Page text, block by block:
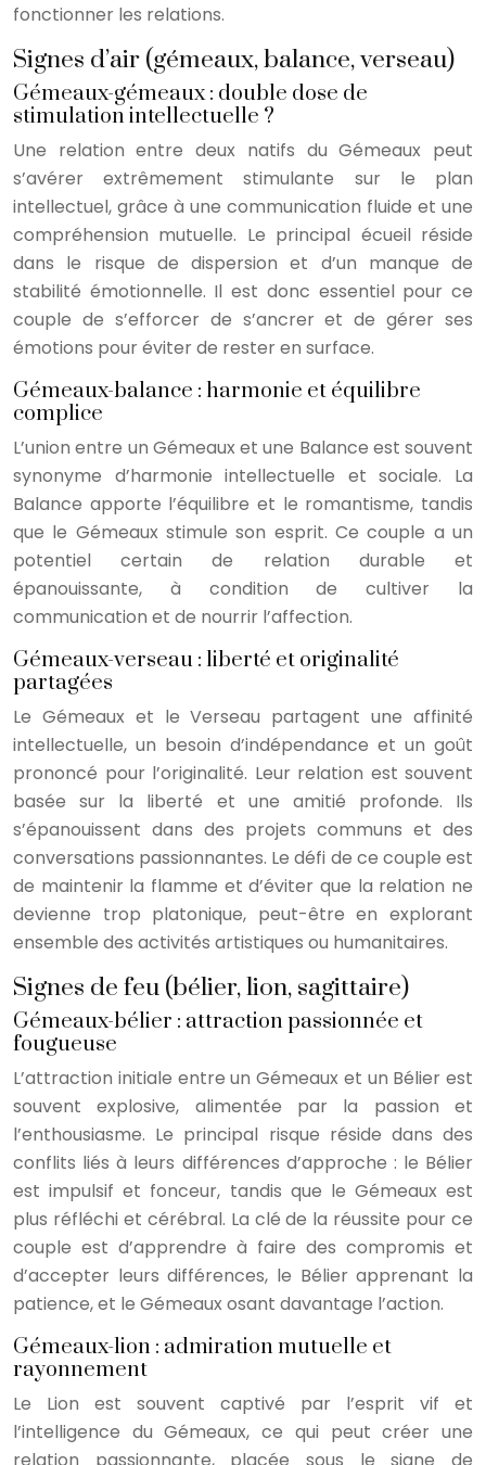
fonctionner les relations.
Signes d’air (gémeaux, balance, verseau)
Gémeaux-gémeaux : double dose de
stimulation intellectuelle ?
Une relation entre deux natifs du Gémeaux peut
s’avérer extrêmement stimulante sur le plan
intellectuel, grâce à une communication fluide et une
compréhension mutuelle. Le principal écueil réside
dans le risque de dispersion et d’un manque de
stabilité émotionnelle. Il est donc essentiel pour ce
couple de s’efforcer de s’ancrer et de gérer ses
émotions pour éviter de rester en surface.
Gémeaux-balance : harmonie et équilibre
complice
L’union entre un Gémeaux et une Balance est souvent
synonyme d’harmonie intellectuelle et sociale. La
Balance apporte l’équilibre et le romantisme, tandis
que le Gémeaux stimule son esprit. Ce couple a un
potentiel certain de relation durable et
épanouissante, à condition de cultiver la
communication et de nourrir l’affection.
Gémeaux-verseau : liberté et originalité
partagées
Le Gémeaux et le Verseau partagent une affinité
intellectuelle, un besoin d’indépendance et un goût
prononcé pour l’originalité. Leur relation est souvent
basée sur la liberté et une amitié profonde. Ils
s’épanouissent dans des projets communs et des
conversations passionnantes. Le défi de ce couple est
de maintenir la flamme et d’éviter que la relation ne
devienne trop platonique, peut-être en explorant
ensemble des activités artistiques ou humanitaires.
Signes de feu (bélier, lion, sagittaire)
Gémeaux-bélier : attraction passionnée et
fougueuse
L’attraction initiale entre un Gémeaux et un Bélier est
souvent explosive, alimentée par la passion et
l’enthousiasme. Le principal risque réside dans des
conflits liés à leurs différences d’approche : le Bélier
est impulsif et fonceur, tandis que le Gémeaux est
plus réfléchi et cérébral. La clé de la réussite pour ce
couple est d’apprendre à faire des compromis et
d’accepter leurs différences, le Bélier apprenant la
patience, et le Gémeaux osant davantage l’action.
Gémeaux-lion : admiration mutuelle et
rayonnement
Le Lion est souvent captivé par l’esprit vif et
l’intelligence du Gémeaux, ce qui peut créer une